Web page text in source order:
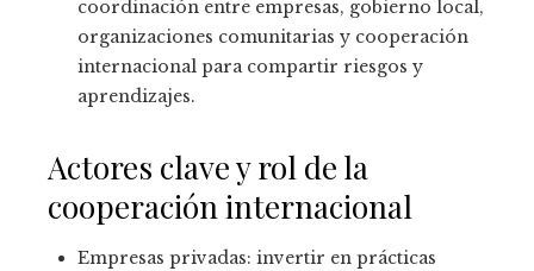
coordinación entre empresas, gobierno local,
organizaciones comunitarias y cooperación
internacional para compartir riesgos y
aprendizajes.
Actores clave y rol de la
cooperación internacional
Empresas privadas: invertir en prácticas